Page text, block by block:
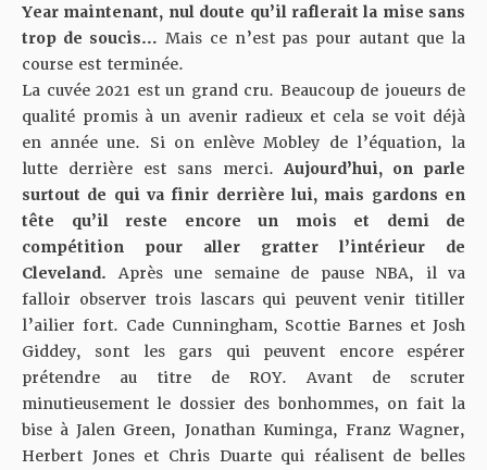
Year maintenant, nul doute qu’il raflerait la mise sans
trop de soucis… Mais ce n’est pas pour autant que la
course est terminée.
La cuvée 2021 est un grand cru. Beaucoup de joueurs de
qualité promis à un avenir radieux et cela se voit déjà
en année une. Si on enlève Mobley de l’équation, la
lutte derrière est sans merci. Aujourd’hui, on parle
surtout de qui va finir derrière lui, mais gardons en
tête qu’il reste encore un mois et demi de
compétition pour aller gratter l’intérieur de
Cleveland. Après une semaine de pause NBA, il va
falloir observer trois lascars qui peuvent venir titiller
l’ailier fort. Cade Cunningham, Scottie Barnes et Josh
Giddey, sont les gars qui peuvent encore espérer
prétendre au titre de ROY. Avant de scruter
minutieusement le dossier des bonhommes, on fait la
bise à Jalen Green, Jonathan Kuminga, Franz Wagner,
Herbert Jones et Chris Duarte qui réalisent de belles